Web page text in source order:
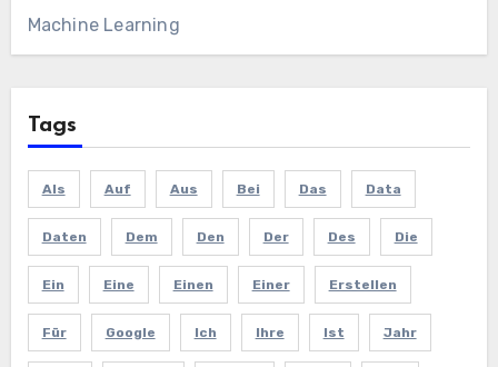
Machine Learning
Tags
Als Auf Aus Bei Das Data
Daten Dem Den Der Des Die
Ein Eine Einen Einer Erstellen
Für Google Ich Ihre Ist Jahr